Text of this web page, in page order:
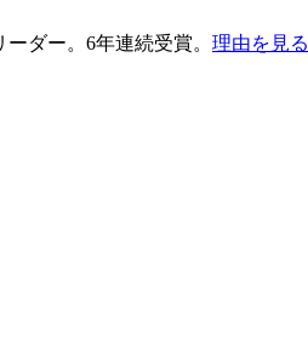
ダー。6年連続受賞。 理由を見る